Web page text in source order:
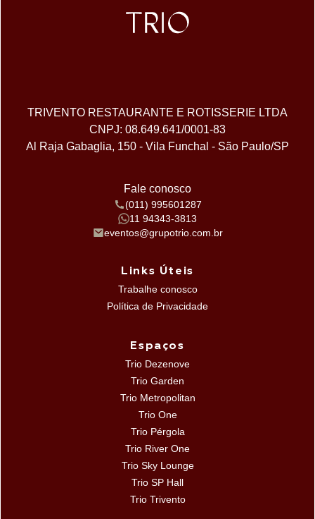
TRIVENTO RESTAURANTE E ROTISSERIE LTDA
CNPJ: 08.649.641/0001-83
Al Raja Gabaglia, 150 - Vila Funchal - São Paulo/SP
Fale conosco
(011) 995601287
11 94343-3813
eventos@grupotrio.com.br
Links Úteis
Trabalhe conosco
Política de Privacidade
Espaços
Trio Dezenove
Trio Garden
Trio Metropolitan
Trio One
Trio Pérgola
Trio River One
Trio Sky Lounge
Trio SP Hall
Trio Trivento